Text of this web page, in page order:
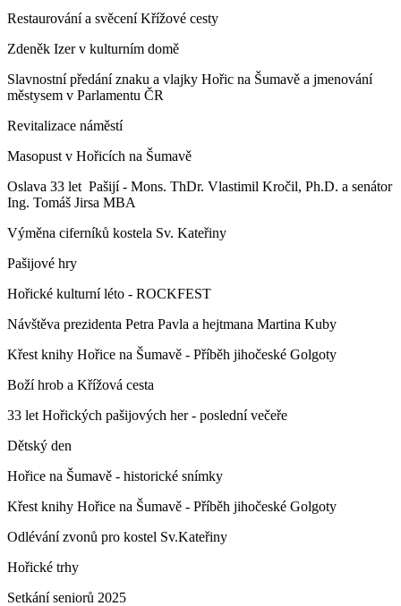
Restaurování a svěcení Křížové cesty
Zdeněk Izer v kulturním domě
Slavnostní předání znaku a vlajky Hořic na Šumavě a jmenování
městysem v Parlamentu ČR
Revitalizace náměstí
Masopust v Hořicích na Šumavě
Oslava 33 let Pašijí - Mons. ThDr. Vlastimil Kročil, Ph.D. a senátor
Ing. Tomáš Jirsa MBA
Výměna ciferníků kostela Sv. Kateřiny
Pašijové hry
Hořické kulturní léto - ROCKFEST
Návštěva prezidenta Petra Pavla a hejtmana Martina Kuby
Křest knihy Hořice na Šumavě - Příběh jihočeské Golgoty
Boží hrob a Křížová cesta
33 let Hořických pašijových her - poslední večeře
Dětský den
Hořice na Šumavě - historické snímky
Křest knihy Hořice na Šumavě - Příběh jihočeské Golgoty
Odlévání zvonů pro kostel Sv.Kateřiny
Hořické trhy
Setkání seniorů 2025